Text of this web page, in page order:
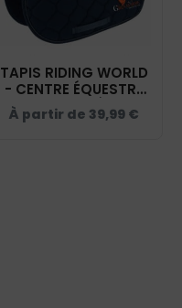
TAPIS RIDING WORLD
- CENTRE ÉQUESTRE
LA GRENADIÈRE -
NAVY - 20453
À partir de 39,99 €